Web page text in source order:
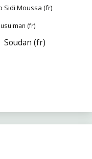
Sidi Moussa (fr)
(fr)
Soudan (fr)